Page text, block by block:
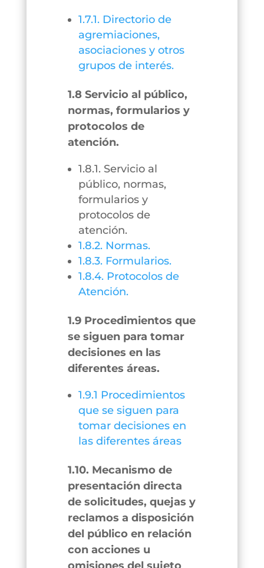
1.7.1. Directorio de
agremiaciones,
asociaciones y otros
grupos de interés.
1.8 Servicio al público,
normas, formularios y
protocolos de
atención.
1.8.1. Servicio al
público, normas,
formularios y
protocolos de
atención.
1.8.2. Normas.
1.8.3. Formularios.
1.8.4. Protocolos de
Atención.
1.9 Procedimientos que
se siguen para tomar
decisiones en las
diferentes áreas.
1.9.1 Procedimientos
que se siguen para
tomar decisiones en
las diferentes áreas
1.10. Mecanismo de
presentación directa
de solicitudes, quejas y
reclamos a disposición
del público en relación
con acciones u